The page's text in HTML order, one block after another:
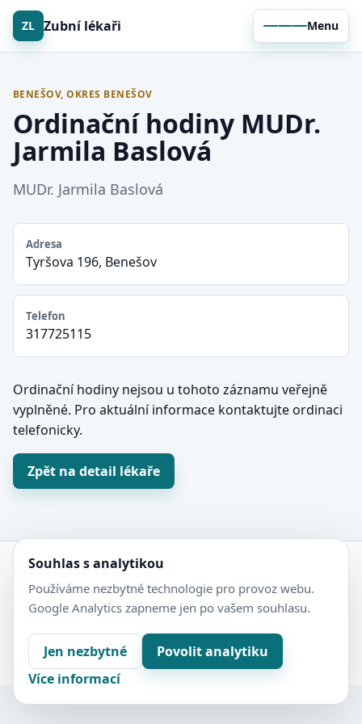
ZL Zubní lékaři Menu
BENEŠOV, OKRES BENEŠOV
Ordinační hodiny MUDr.
Jarmila Baslová
MUDr. Jarmila Baslová
Adresa
Tyršova 196, Benešov
Telefon
317725115
Ordinační hodiny nejsou u tohoto záznamu veřejně
vyplněné. Pro aktuální informace kontaktujte ordinaci
telefonicky.
Zpět na detail lékaře
Zubní-lékaři.cz
Veřejný adresář zubních ordinací.
Kontakt
Nastavení soukromí
Ochrana soukromí
Sitemap
Souhlas s analytikou
Používáme nezbytné technologie pro provoz webu.
Google Analytics zapneme jen po vašem souhlasu.
Jen nezbytné
Povolit analytiku
Více informací